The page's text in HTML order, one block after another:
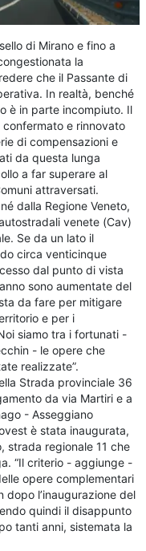
di Mirano e fino a
la
che il Passante di
In realtà, benché
è in parte incompiuto. Il
e rinnovato
di compensazioni e
da questa lunga
a far superare al
attraversati.
dalla Regione Veneto,
venete (Cav)
Se da un lato il
circa venticinque
dal punto di vista
sono aumentate del
da fare per mitigare
e per i
siamo tra i fortunati -
- le opere che
realizzate”.
Strada provinciale 36
da via Martiri e a
- Asseggiano
è stata inaugurata,
strada regionale 11 che
“Il criterio - aggiunge -
opere complementari
l’inaugurazione del
quindi il disappunto
tanti anni, sistemata la